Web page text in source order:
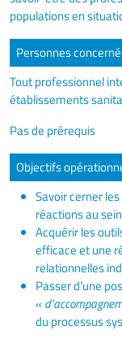
populations en
Personnes
Tout professionnel
établissements
Pas de prérequis
Objectifs
Savoir cerner
réactions au
Acquérir les
efficace et une
relationnelles
Passer d’une
«
du processus